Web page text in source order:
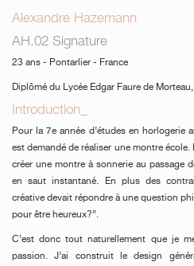
Alexandre Hazemann
AH.02 Signature
23 ans - Pontarlier - France
Diplômé du Lycée Edgar Faure de
Introduction_
Pour la 7e année d’études en horlogerie
est demandé de réaliser une montre
créer une montre à sonnerie au passage
en saut instantané. En plus des
créative devait répondre à une question
pour être heureux?”.
C’est donc tout naturellement que je
passion. J’ai construit le design